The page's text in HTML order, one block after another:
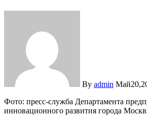
By admin
Фото: пресс-служба Департамента предпринимательсва и
инновационного развития города